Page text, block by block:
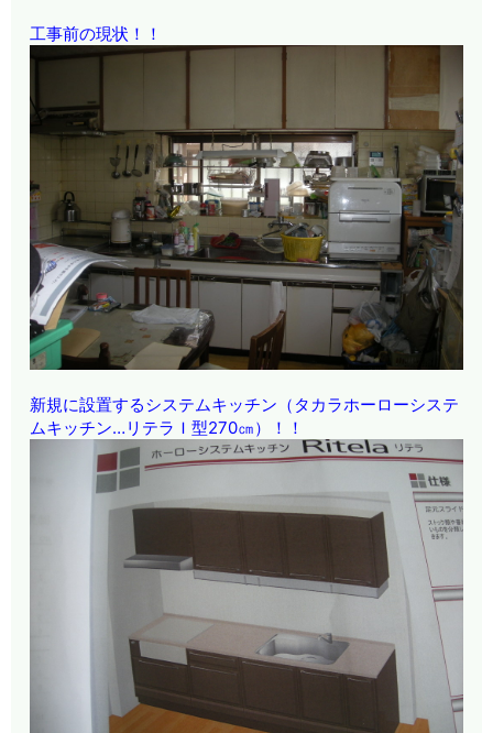
工事前の現状！！
新規に設置するシステムキッチン（タカラホーローシステ
ムキッチン…リテラＩ型270㎝）！！